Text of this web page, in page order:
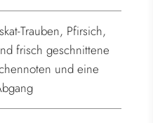
Trauben, Pfirsich,
frisch geschnittene
und eine